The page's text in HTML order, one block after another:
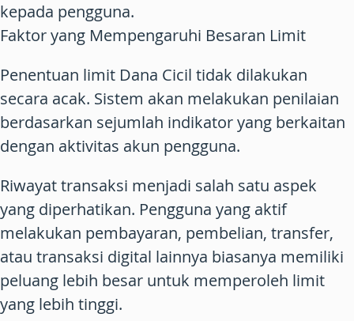
kepada pengguna.
Faktor yang Mempengaruhi Besaran Limit
Penentuan limit Dana Cicil tidak dilakukan
secara acak. Sistem akan melakukan penilaian
berdasarkan sejumlah indikator yang berkaitan
dengan aktivitas akun pengguna.
Riwayat transaksi menjadi salah satu aspek
yang diperhatikan. Pengguna yang aktif
melakukan pembayaran, pembelian, transfer,
atau transaksi digital lainnya biasanya memiliki
peluang lebih besar untuk memperoleh limit
yang lebih tinggi.